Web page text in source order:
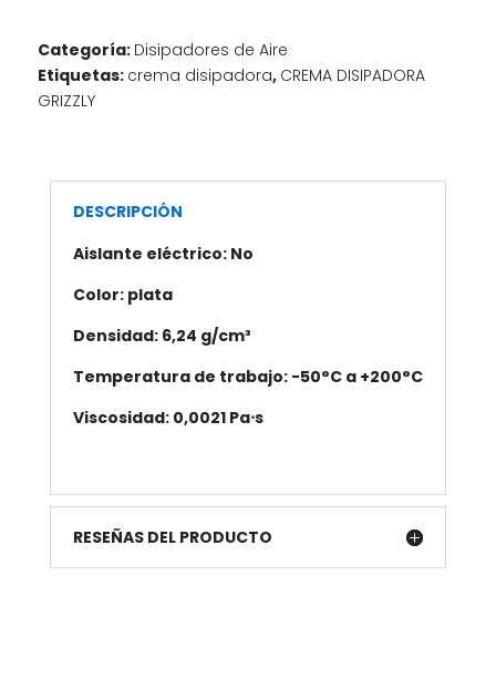
Categoría: Disipadores de Aire
Etiquetas: crema disipadora, CREMA DISIPADORA
GRIZZLY
DESCRIPCIÓN
Aislante eléctrico: No
Color: plata
Densidad: 6,24 g/cm³
Temperatura de trabajo: -50°C a +200°C
Viscosidad: 0,0021 Pa⋅s
RESEÑAS DEL PRODUCTO